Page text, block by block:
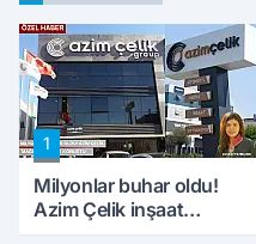
1
Milyonlar buhar oldu!
Azim Çelik inşaat